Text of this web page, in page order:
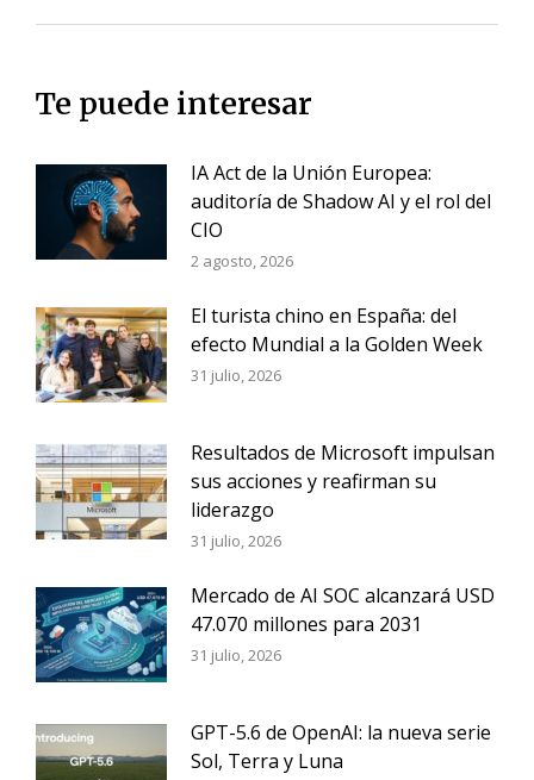
Te puede interesar
IA Act de la Unión Europea:
auditoría de Shadow AI y el rol del
CIO
2 agosto, 2026
El turista chino en España: del
efecto Mundial a la Golden Week
31 julio, 2026
Resultados de Microsoft impulsan
sus acciones y reafirman su
liderazgo
31 julio, 2026
Mercado de AI SOC alcanzará USD
47.070 millones para 2031
31 julio, 2026
GPT-5.6 de OpenAI: la nueva serie
Sol, Terra y Luna